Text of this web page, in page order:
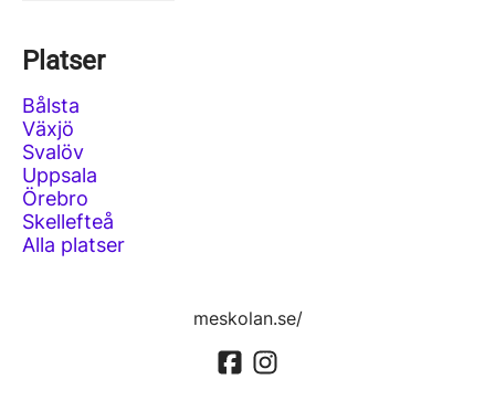
Platser
Bålsta
Växjö
Svalöv
Uppsala
Örebro
Skellefteå
Alla platser
meskolan.se/